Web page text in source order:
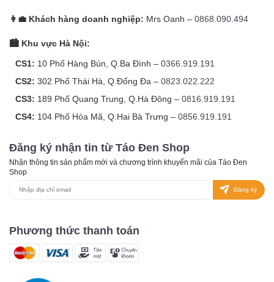
👩‍💼 Khách hàng doanh nghiệp: Mrs Oanh – 0868.090.494
🏙️ Khu vực Hà Nội:
CS1: 10 Phố Hàng Bún, Q.Ba Đình – 0366.919.191
CS2: 302 Phố Thái Hà, Q.Đống Đa – 0823.022.222
CS3: 189 Phố Quang Trung, Q.Hà Đông – 0816.919.191
CS4: 104 Phố Hòa Mã, Q.Hai Bà Trưng – 0856.919.191
Đăng ký nhận tin từ Táo Đen Shop
Nhận thông tin sản phẩm mới và chương trình khuyến mãi của Táo Đen
Shop
Đăng ký
Phương thức thanh toán